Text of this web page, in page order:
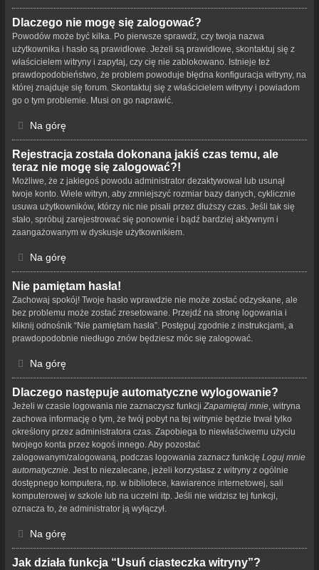
Dlaczego nie mogę się zalogować?
Powodów może być kilka. Po pierwsze sprawdź, czy twoja nazwa
użytkownika i hasło są prawidłowe. Jeżeli są prawidłowe, skontaktuj się z
właścicielem witryny i zapytaj, czy cię nie zablokowano. Istnieje też
prawdopodobieństwo, że problem powoduje błędna konfiguracja witryny, na
której znajduje się forum. Skontaktuj się z właścicielem witryny i powiadom
go o tym problemie. Musi on go naprawić.
Na górę
Rejestracja została dokonana jakiś czas temu, ale
teraz nie mogę się zalogować?!
Możliwe, że z jakiegoś powodu administrator dezaktywował lub usunął
twoje konto. Wiele witryn, aby zmniejszyć rozmiar bazy danych, cyklicznie
usuwa użytkowników, którzy nic nie pisali przez dłuższy czas. Jeśli tak się
stało, spróbuj zarejestrować się ponownie i bądź bardziej aktywnym i
zaangażowanym w dyskusje użytkownikiem.
Na górę
Nie pamiętam hasła!
Zachowaj spokój! Twoje hasło wprawdzie nie może zostać odzyskane, ale
bez problemu może zostać zresetowane. Przejdź na stronę logowania i
kliknij odnośnik “Nie pamiętam hasła”. Postępuj zgodnie z instrukcjami, a
prawdopodobnie niedługo znów będziesz móc się zalogować.
Na górę
Dlaczego następuje automatyczne wylogowanie?
Jeżeli w czasie logowania nie zaznaczysz funkcji Zapamiętaj mnie , witryna
zachowa informację o tym, że twój pobyt na tej witrynie będzie trwał tylko
określony przez administratora czas. Zapobiega to niewłaściwemu użyciu
twojego konta przez kogoś innego. Aby pozostać
zalogowanym/zalogowaną, podczas logowania zaznacz funkcję Loguj mnie
automatycznie . Jest to niezalecane, jeżeli korzystasz z witryny z ogólnie
dostępnego komputera, np. w bibliotece, kawiarence internetowej, sali
komputerowej w szkole lub na uczelni itp. Jeśli nie widzisz tej funkcji,
oznacza to, że administrator ją wyłączył.
Na górę
Jak działa funkcja “Usuń ciasteczka witryny”?